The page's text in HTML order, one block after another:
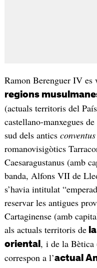
Ramon Berenguer IV es
regions
(actuals territoris del
castellano-manxegues
sud dels antics conventus
romanovisigòtics
Caesaragustanus (amb
banda, Alfons VII de
s’havia intitulat
reservar les antigues
Cartaginense (amb
als actuals territoris dela
oriental , i de la Bètica
correspon a l’actual